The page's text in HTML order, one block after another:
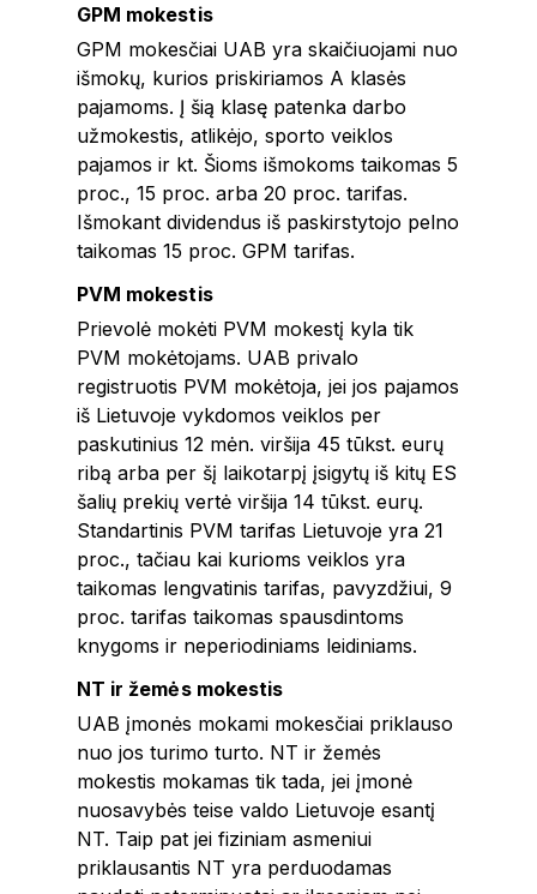
GPM mokestis
GPM mokesčiai UAB yra skaičiuojami nuo
išmokų, kurios priskiriamos A klasės
pajamoms. Į šią klasę patenka darbo
užmokestis, atlikėjo, sporto veiklos
pajamos ir kt. Šioms išmokoms taikomas 5
proc., 15 proc. arba 20 proc. tarifas.
Išmokant dividendus iš paskirstytojo pelno
taikomas 15 proc. GPM tarifas.
PVM mokestis
Prievolė mokėti PVM mokestį kyla tik
PVM mokėtojams. UAB privalo
registruotis PVM mokėtoja, jei jos pajamos
iš Lietuvoje vykdomos veiklos per
paskutinius 12 mėn. viršija 45 tūkst. eurų
ribą arba per šį laikotarpį įsigytų iš kitų ES
šalių prekių vertė viršija 14 tūkst. eurų.
Standartinis PVM tarifas Lietuvoje yra 21
proc., tačiau kai kurioms veiklos yra
taikomas lengvatinis tarifas, pavyzdžiui, 9
proc. tarifas taikomas spausdintoms
knygoms ir neperiodiniams leidiniams.
NT ir žemės mokestis
UAB įmonės mokami mokesčiai priklauso
nuo jos turimo turto. NT ir žemės
mokestis mokamas tik tada, jei įmonė
nuosavybės teise valdo Lietuvoje esantį
NT. Taip pat jei fiziniam asmeniui
priklausantis NT yra perduodamas